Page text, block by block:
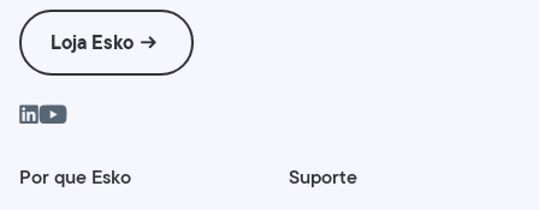
Loja Esko
Por que Esko
Suporte